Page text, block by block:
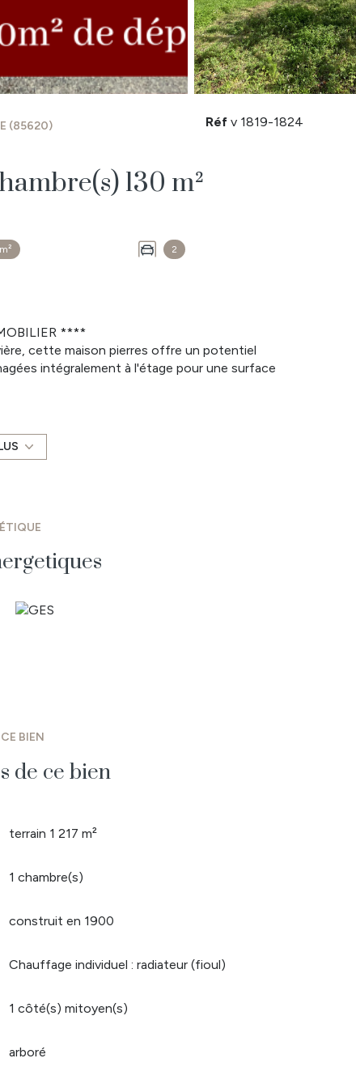
(85620)
Maison 3 pièce(s) 1 chambre(s) 130 m²
2
Réf v 1819-1824
****
cette maison pierres offre un potentiel
intégralement à l'étage pour une surface
attenantes pour une surface totale de 130 m²
dépenance de 63 m² non attenante. Le tout sur
conforme.
Mont, 25 min de Challans & de La Roche sur
sur le secteur Sud Loire Atlantique et Nord
de: Legé, Corcoué sur Logne, Touvois, Saint
de Gd Lieu.
BIEN
de ce bien
terrain 1 217 m²
1 chambre(s)
construit en 1900
Chauffage individuel : radiateur (fioul)
1 côté(s) mitoyen(s)
arboré